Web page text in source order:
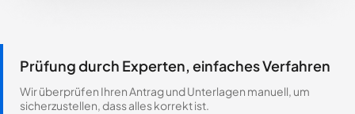
Prüfung durch Experten, einfaches Verfahren
Wir überprüfen Ihren Antrag und Unterlagen manuell, um
sicherzustellen, dass alles korrekt ist.